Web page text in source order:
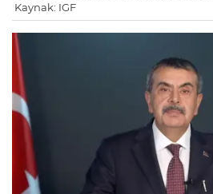
Kaynak: IGF